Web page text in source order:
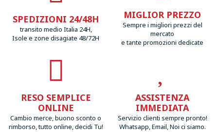
SPEDIZIONI 24/48H
transito medio Italia 24H,
Isole e zone disagiate 48/72H
MIGLIOR PREZZO
Sempre i migliori prezzi del
mercato
e tante promozioni dedicate
RESO SEMPLICE
ONLINE
Cambio merce, buono sconto o
rimborso, tutto online, decidi Tu!
ASSISTENZA
IMMEDIATA
Servizio clienti sempre pronto!
Whatsapp, Email, Noi ci siamo.